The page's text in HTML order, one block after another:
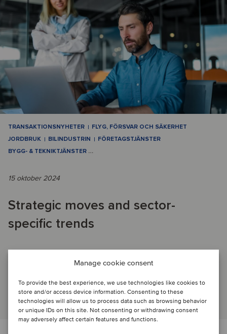
Manage cookie consent
To provide the best experience, we use technologies like cookies to
store and/or access device information. Consenting to these
technologies will allow us to process data such as browsing behavior
or unique IDs on this site. Not consenting or withdrawing consent
may adversely affect certain features and functions.
TRANSAKTIONSNYHETER
FLYG, FÖRSVAR OCH SÄKERHET
JORDBRUK
BILINDUSTRIN
FÖRETAGSTJÄNSTER
BYGG- & TEKNIKTJÄNSTER …
15 oktober 2024
Strategic moves and sector-
specific trends
M&A-AKTIVITET UNDER KVARTALET: Från att säkra
tillväxtkapital till att hitta framtida partners speglar Oaklins
transaktioner under Q3 en strategisk...
Läs artikel